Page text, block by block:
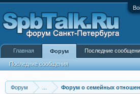
Форум Форум о семейных
Главная Форум
Последние сообщения
Последние